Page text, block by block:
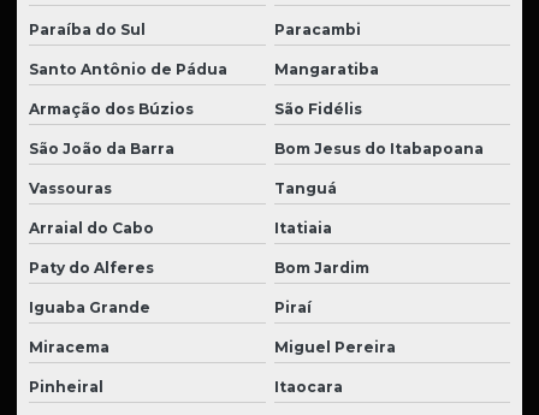
Paraíba do Sul Paracambi
Santo Antônio de Pádua Mangaratiba
Armação dos Búzios São Fidélis
São João da Barra Bom Jesus do Itabapoana
Vassouras Tanguá
Arraial do Cabo Itatiaia
Paty do Alferes Bom Jardim
Iguaba Grande Piraí
Miracema Miguel Pereira
Pinheiral Itaocara